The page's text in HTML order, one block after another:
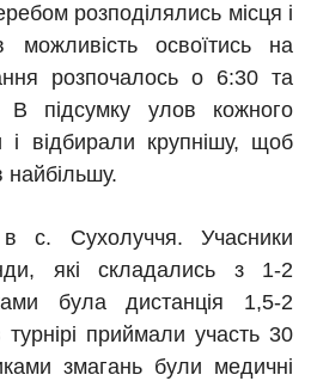
розподілялись місця і
освоїтись на
розпочалось о 6:30 та
підсумку улов кожного
і відбирали крупнішу, щоб
найбільшу.
в с. Сухолуччя. Учасники
які складались з 1-2
була дистанція 1,5-2
приймали участь 30
змагань були медичні